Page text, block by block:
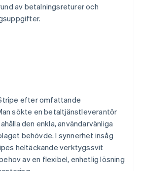
av betalningsreturer och
efter omfattande
sökte en betaltjänstleverantör
den enkla, användarvänliga
behövde. I synnerhet insåg
heltäckande verktygssvit
av en flexibel, enhetlig lösning